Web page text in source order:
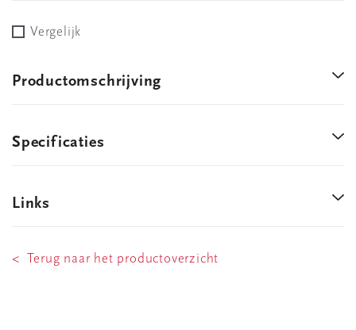
Vergelijk
Productomschrijving
Specificaties
Links
< Terug naar het productoverzicht